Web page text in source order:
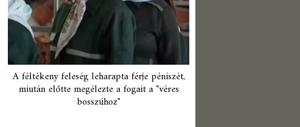
A féltékeny feleség leharapta férje péniszét,
miután előtte megélezte a fogait a "véres
bosszúhoz"